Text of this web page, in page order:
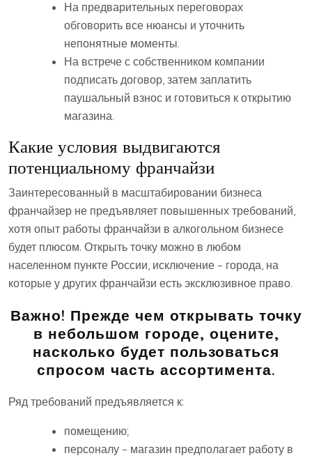
На предварительных переговорах
обговорить все нюансы и уточнить
непонятные моменты.
На встрече с собственником компании
подписать договор, затем заплатить
паушальный взнос и готовиться к открытию
магазина.
Какие условия выдвигаются
потенциальному франчайзи
Заинтересованный в масштабировании бизнеса
франчайзер не предъявляет повышенных требований,
хотя опыт работы франчайзи в алкогольном бизнесе
будет плюсом. Открыть точку можно в любом
населенном пункте России, исключение – города, на
которые у других франчайзи есть эксклюзивное право.
Важно! Прежде чем открывать точку
в небольшом городе, оцените,
насколько будет пользоваться
спросом часть ассортимента.
Ряд требований предъявляется к:
помещению;
персоналу – магазин предполагает работу в